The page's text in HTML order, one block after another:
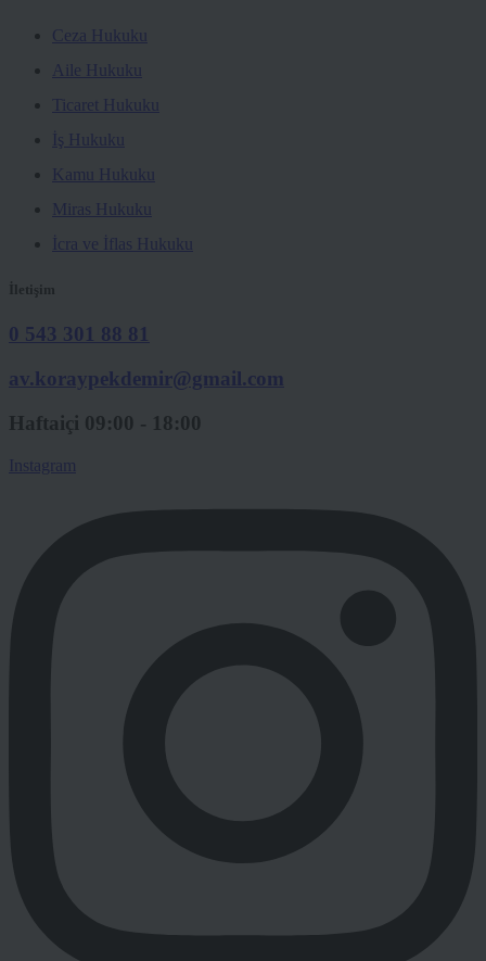
Ceza Hukuku
Aile Hukuku
Ticaret Hukuku
İş Hukuku
Kamu Hukuku
Miras Hukuku
İcra ve İflas Hukuku
İletişim
0 543 301 88 81
av.koraypekdemir@gmail.com
Haftaiçi 09:00 - 18:00
Instagram